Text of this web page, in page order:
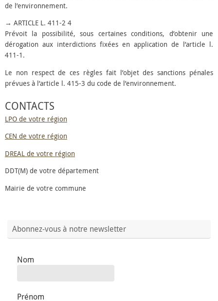
de l’environnement.
→ ARTICLE L. 411-2 4
Prévoit la possibilité, sous certaines conditions, d’obtenir une
dérogation aux interdictions fixées en application de l’article l.
411-1.
Le non respect de ces règles fait l’objet des sanctions pénales
prévues à l’article l. 415-3 du code de l’environnement.
CONTACTS
LPO de votre région
CEN de votre région
DREAL de votre région
DDT(M) de votre département
Mairie de votre commune
Abonnez-vous à notre newsletter
Nom
Prénom